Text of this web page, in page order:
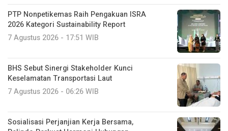
PTP Nonpetikemas Raih Pengakuan ISRA
2026 Kategori Sustainability Report
7 Agustus 2026 - 17:51 WIB
BHS Sebut Sinergi Stakeholder Kunci
Keselamatan Transportasi Laut
7 Agustus 2026 - 06:26 WIB
Sosialisasi Perjanjian Kerja Bersama,